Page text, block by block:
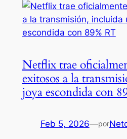
Netflix trae
exitosos a la
joya escondida con
Feb 5, 2026—por